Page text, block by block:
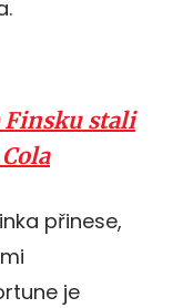
Finsku stali
přinese,
je